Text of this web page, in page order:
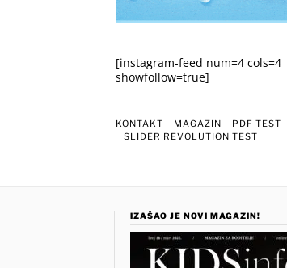
[instagram-feed num=4 cols=4
showfollow=true]
KONTAKT MAGAZIN PDF TEST
SLIDER REVOLUTION TEST
IZAŠAO JE NOVI MAGAZIN!